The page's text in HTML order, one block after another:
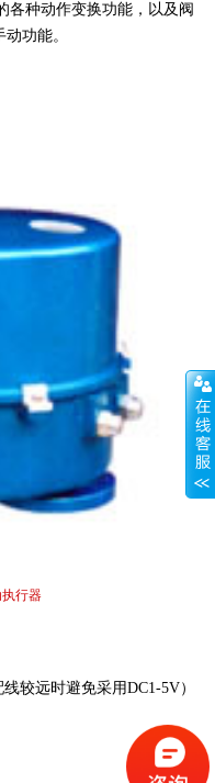
各种动作变换功能，以及阀
功能。
行器
较远时避免采用DC1-5V）